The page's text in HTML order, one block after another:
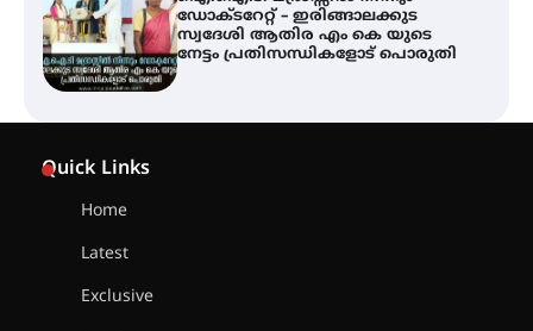
ഡോക്ടറേറ്റ് – ഇരിങ്ങാലക്കുട
സ്വദേശി ആതിര എം കെ യുടെ
നേട്ടം പ്രതിസന്ധികളോട് പൊരുതി
Quick Links
Home
Latest
Exclusive